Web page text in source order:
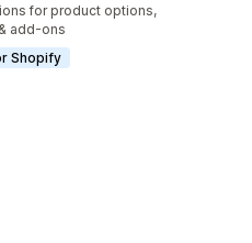
for product options,
add-ons
Shopify